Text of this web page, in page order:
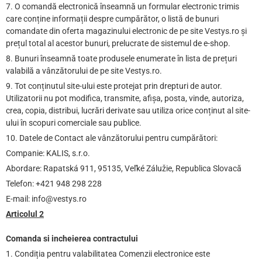
7. O comandă electronică înseamnă un formular electronic trimis
care conține informații despre cumpărător, o listă de bunuri
comandate din oferta magazinului electronic de pe site Vestys.ro și
prețul total al acestor bunuri, prelucrate de sistemul de e-shop.
8. Bunuri înseamnă toate produsele enumerate în lista de prețuri
valabilă a vânzătorului de pe site Vestys.ro.
9. Tot conținutul site-ului este protejat prin drepturi de autor.
Utilizatorii nu pot modifica, transmite, afișa, posta, vinde, autoriza,
crea, copia, distribui, lucrări derivate sau utiliza orice conținut al site-
ului în scopuri comerciale sau publice.
10. Datele de Contact ale vânzătorului pentru cumpărători:
Companie: KALIS, s.r.o.
Abordare: Rapatská 911, 95135, Veľké Zálužie, Republica Slovacă
Telefon: +421 948 298 228
E-mail: info@vestys.ro
Articolul 2
Comanda si incheierea contractului
1. Condiția pentru valabilitatea Comenzii electronice este